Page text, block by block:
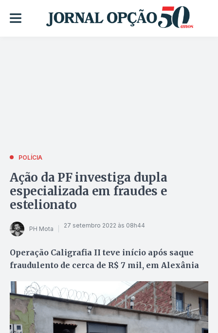
POLÍCIA
Ação da PF investiga dupla
especializada em fraudes e
estelionato
PH Mota 27 setembro 2022 às 08h44
Operação Caligrafia II teve início após saque
fraudulento de cerca de R$ 7 mil, em Alexânia